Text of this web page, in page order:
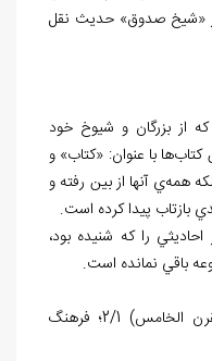
«شيخ صدوق» حديث نقل
که از بزرگان و شيوخ خود
با عنوان: «کتاب» و
همه‌ي آنها از بين رفته و
بازتاب پيدا کرده است.
را که شنيده بود،
باقي نمانده است.
طبقات اعلام الشيعة (النابس في القرن الخامس) 2/1؛ فرهنگ